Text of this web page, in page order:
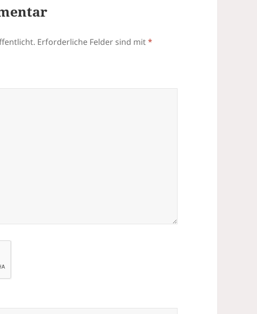
Erforderliche Felder sind mit*